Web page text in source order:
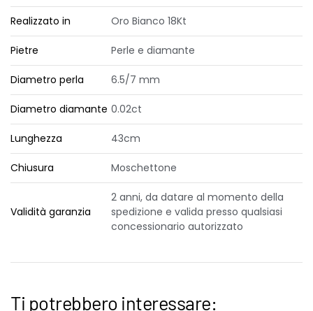
Realizzato in Oro Bianco 18Kt
Pietre Perle e diamante
Diametro perla 6.5/7 mm
Diametro diamante 0.02ct
Lunghezza 43cm
Chiusura Moschettone
Validità garanzia
2 anni, da datare al momento della
spedizione e valida presso qualsiasi
concessionario autorizzato
Ti potrebbero interessare: